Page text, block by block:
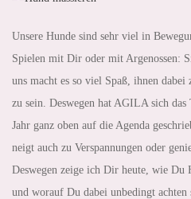
Unsere Hunde sind sehr viel in
Spielen mit Dir oder mit Argenossen:
uns macht es so viel Spaß, ihnen
zu sein. Deswegen hat AGILA sich das
Jahr ganz oben auf die Agenda
neigt auch zu Verspannungen oder
Deswegen zeige ich Dir heute, wie Du
und worauf Du dabei unbedingt achten